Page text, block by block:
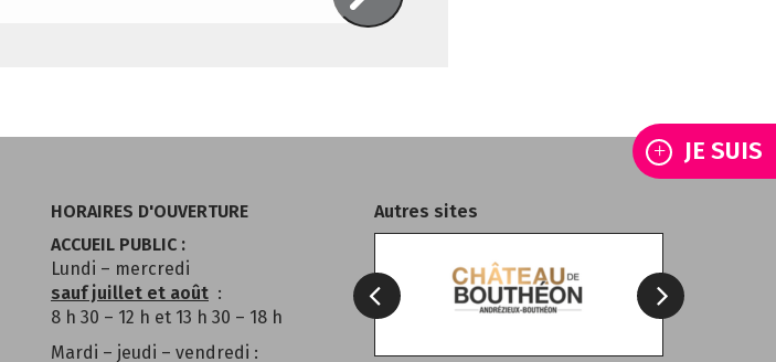
JE SUIS
HORAIRES D'OUVERTURE
ACCUEIL PUBLIC :
Lundi – mercredi
sauf juillet et août :
8 h 30 – 12 h et 13 h 30 – 18 h
Mardi – jeudi – vendredi :
Autres sites